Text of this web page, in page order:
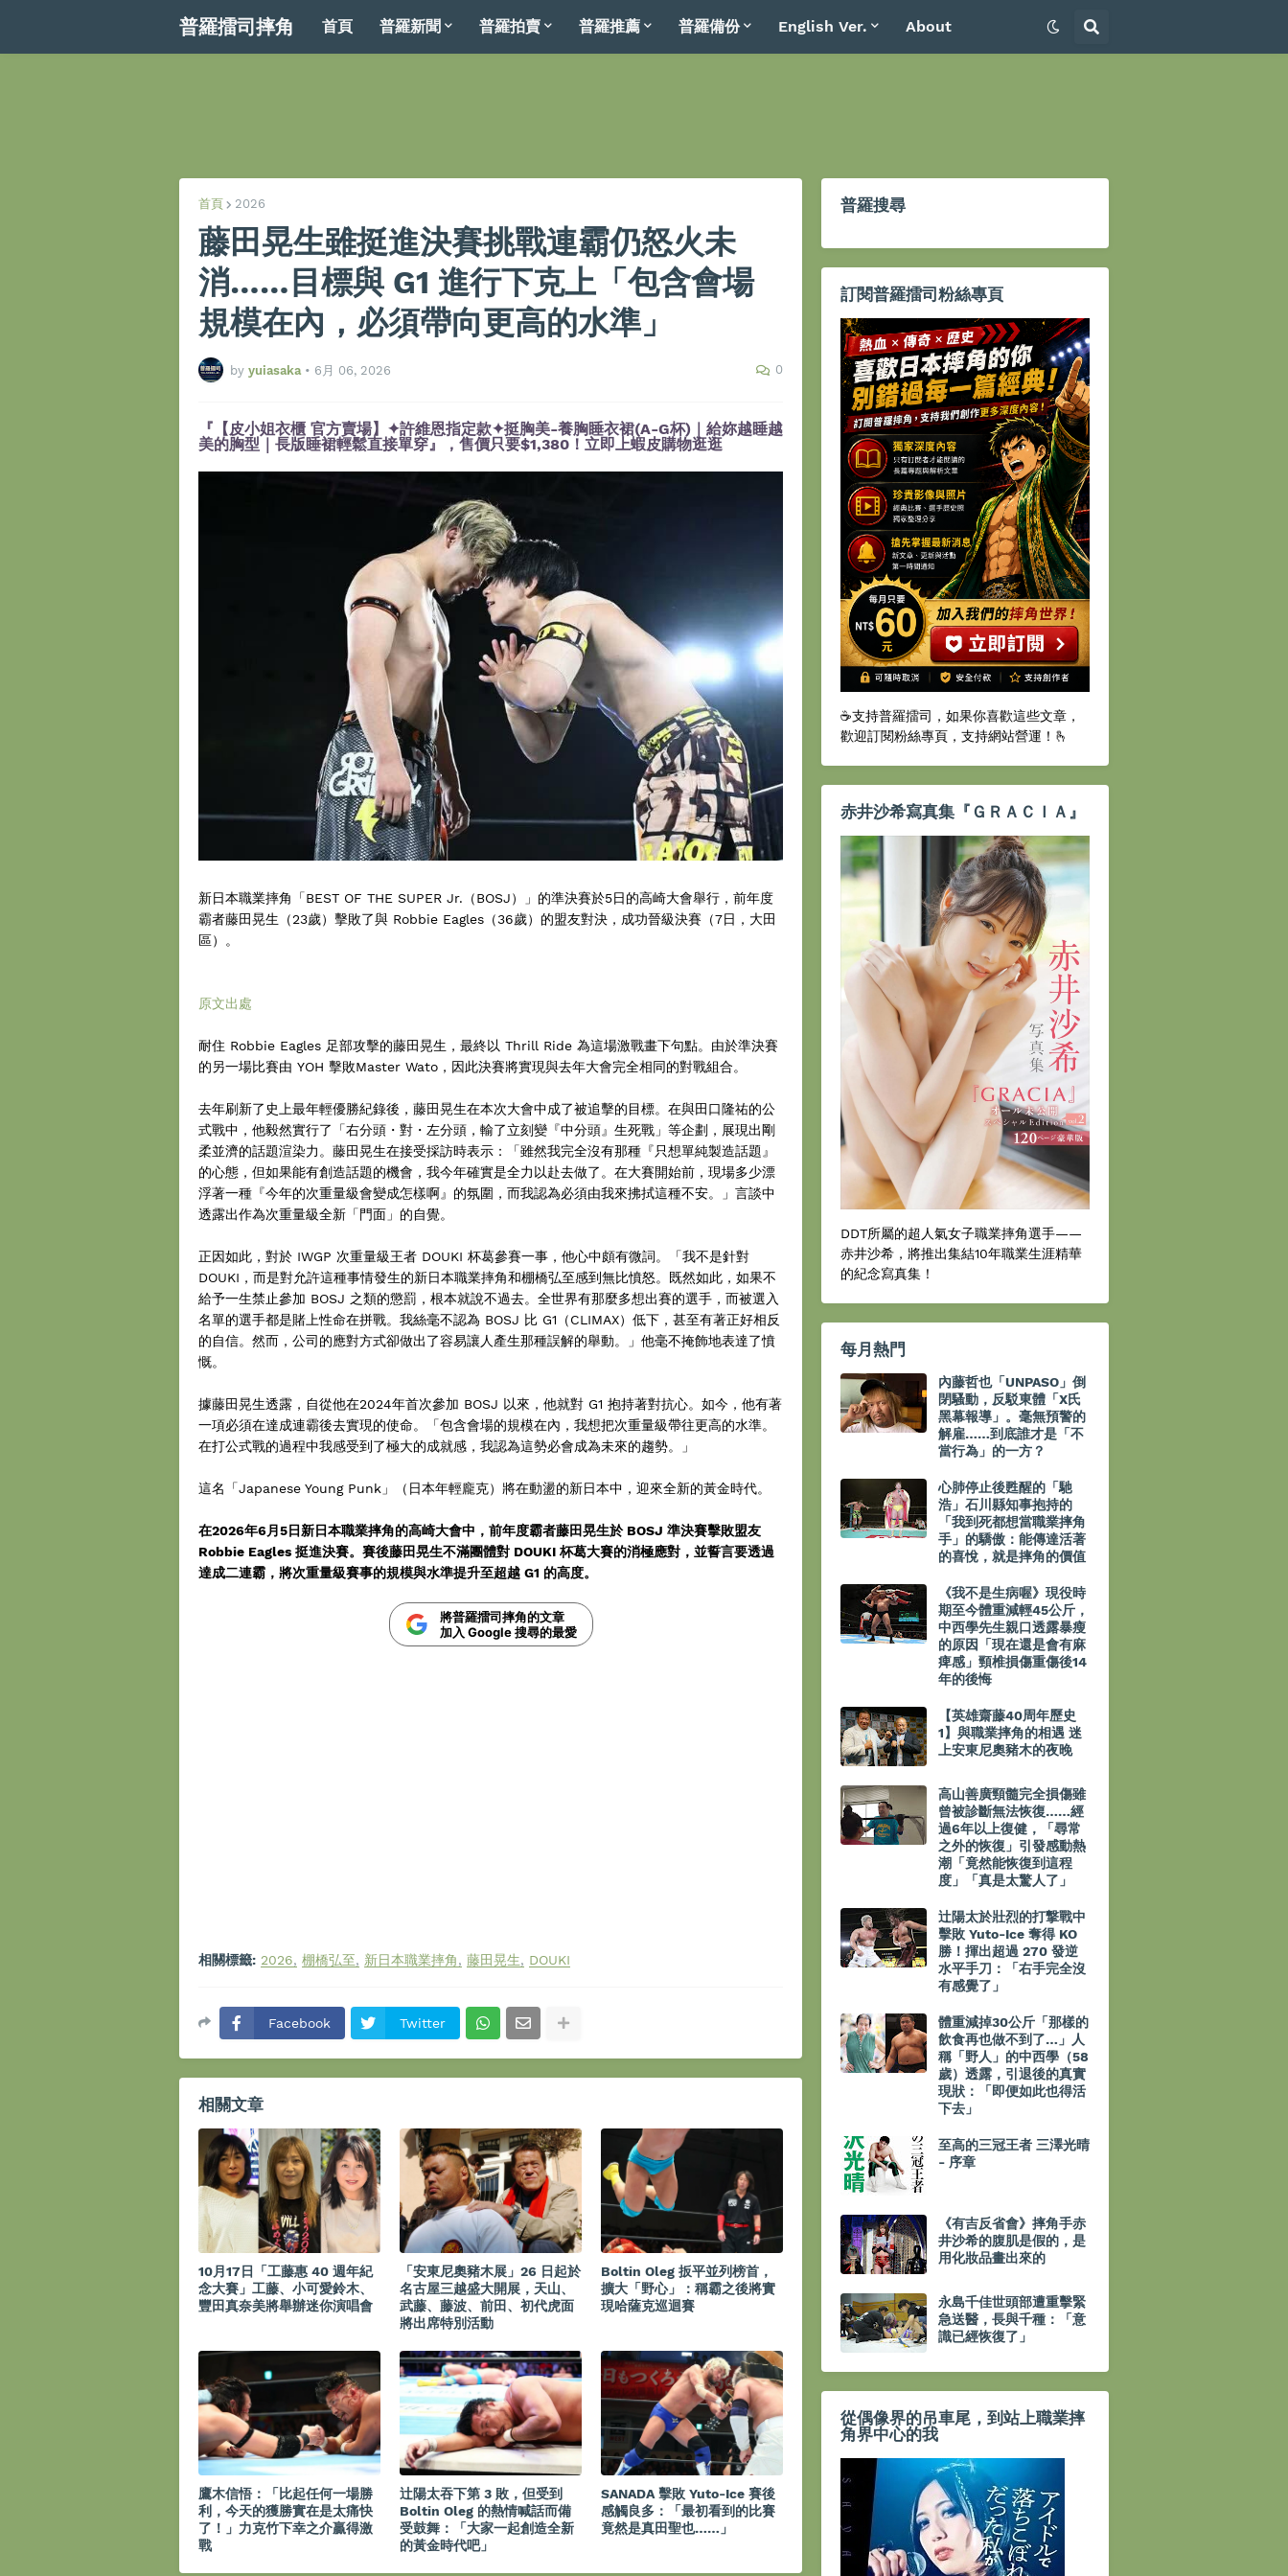
普羅擂司摔角 首頁 普羅新聞 普羅拍賣 普羅推薦 普羅備份 English Ver. About
首頁 2026
藤田晃生雖挺進決賽挑戰連霸仍怒火未
消……目標與 G1 進行下克上「包含會場
規模在內，必須帶向更高的水準」
by yuiasaka • 6月 06, 2026 0
『【皮小姐衣櫃 官方賣場】✦許維恩指定款✦挺胸美-養胸睡衣裙(A-G杯)｜給妳越睡越
美的胸型｜長版睡裙輕鬆直接單穿』，售價只要$1,380！立即上蝦皮購物逛逛
新日本職業摔角「BEST OF THE SUPER Jr.（BOSJ）」的準決賽於5日的高崎大會舉行，前年度
霸者藤田晃生（23歲）擊敗了與 Robbie Eagles（36歲）的盟友對決，成功晉級決賽（7日，大田
區）。
原文出處
耐住 Robbie Eagles 足部攻擊的藤田晃生，最終以 Thrill Ride 為這場激戰畫下句點。由於準決賽
的另一場比賽由 YOH 擊敗Master Wato，因此決賽將實現與去年大會完全相同的對戰組合。
去年刷新了史上最年輕優勝紀錄後，藤田晃生在本次大會中成了被追擊的目標。在與田口隆祐的公
式戰中，他毅然實行了「右分頭・對・左分頭，輸了立刻變『中分頭』生死戰」等企劃，展現出剛
柔並濟的話題渲染力。藤田晃生在接受採訪時表示：「雖然我完全沒有那種『只想單純製造話題』
的心態，但如果能有創造話題的機會，我今年確實是全力以赴去做了。在大賽開始前，現場多少漂
浮著一種『今年的次重量級會變成怎樣啊』的氛圍，而我認為必須由我來拂拭這種不安。」言談中
透露出作為次重量級全新「門面」的自覺。
正因如此，對於 IWGP 次重量級王者 DOUKI 杯葛參賽一事，他心中頗有微詞。「我不是針對
DOUKI，而是對允許這種事情發生的新日本職業摔角和棚橋弘至感到無比憤怒。既然如此，如果不
給予一生禁止參加 BOSJ 之類的懲罰，根本就說不過去。全世界有那麼多想出賽的選手，而被選入
名單的選手都是賭上性命在拼戰。我絲毫不認為 BOSJ 比 G1（CLIMAX）低下，甚至有著正好相反
的自信。然而，公司的應對方式卻做出了容易讓人產生那種誤解的舉動。」他毫不掩飾地表達了憤
慨。
據藤田晃生透露，自從他在2024年首次參加 BOSJ 以來，他就對 G1 抱持著對抗心。如今，他有著
一項必須在達成連霸後去實現的使命。「包含會場的規模在內，我想把次重量級帶往更高的水準。
在打公式戰的過程中我感受到了極大的成就感，我認為這勢必會成為未來的趨勢。」
這名「Japanese Young Punk」（日本年輕龐克）將在動盪的新日本中，迎來全新的黃金時代。
在2026年6月5日新日本職業摔角的高崎大會中，前年度霸者藤田晃生於 BOSJ 準決賽擊敗盟友
Robbie Eagles 挺進決賽。賽後藤田晃生不滿團體對 DOUKI 杯葛大賽的消極應對，並誓言要透過
達成二連霸，將次重量級賽事的規模與水準提升至超越 G1 的高度。
將普羅擂司摔角的文章
加入 Google 搜尋的最愛
相關標籤: 2026 棚橋弘至 新日本職業摔角 藤田晃生 DOUKI
Facebook Twitter
相關文章
10月17日「工藤惠 40 週年紀
念大賽」工藤、小可愛鈴木、
豐田真奈美將舉辦迷你演唱會
「安東尼奧豬木展」26 日起於
名古屋三越盛大開展，天山、
武藤、藤波、前田、初代虎面
將出席特別活動
Boltin Oleg 扳平並列榜首，
擴大「野心」：稱霸之後將實
現哈薩克巡迴賽
鷹木信悟：「比起任何一場勝
利，今天的獲勝實在是太痛快
了！」力克竹下幸之介贏得激
戰
辻陽太吞下第 3 敗，但受到
Boltin Oleg 的熱情喊話而備
受鼓舞：「大家一起創造全新
的黃金時代吧」
SANADA 擊敗 Yuto-Ice 賽後
感觸良多：「最初看到的比賽
竟然是真田聖也……」
普羅搜尋
訂閱普羅擂司粉絲專頁
☕️支持普羅擂司，如果你喜歡這些文章，
歡迎訂閱粉絲專頁，支持網站營運！🫰
赤井沙希寫真集『ＧＲＡＣＩＡ』
DDT所屬的超人氣女子職業摔角選手——
赤井沙希，將推出集結10年職業生涯精華
的紀念寫真集！
每月熱門
內藤哲也「UNPASO」倒
閉騷動，反駁東體「X氏
黑幕報導」。毫無預警的
解雇……到底誰才是「不
當行為」的一方？
心肺停止後甦醒的「馳
浩」石川縣知事抱持的
「我到死都想當職業摔角
手」的驕傲：能傳達活著
的喜悅，就是摔角的價值
《我不是生病喔》現役時
期至今體重減輕45公斤，
中西學先生親口透露暴瘦
的原因「現在還是會有麻
痺感」頸椎損傷重傷後14
年的後悔
【英雄齋藤40周年歷史
1】與職業摔角的相遇 迷
上安東尼奧豬木的夜晚
高山善廣頸髓完全損傷雖
曾被診斷無法恢復……經
過6年以上復健，「尋常
之外的恢復」引發感動熱
潮「竟然能恢復到這程
度」「真是太驚人了」
辻陽太於壯烈的打撃戰中
擊敗 Yuto-Ice 奪得 KO
勝！揮出超過 270 發逆
水平手刀：「右手完全沒
有感覺了」
體重減掉30公斤「那樣的
飲食再也做不到了…」人
稱「野人」的中西學（58
歲）透露，引退後的真實
現狀：「即便如此也得活
下去」
至高的三冠王者 三澤光晴
- 序章
《有吉反省會》摔角手赤
井沙希的腹肌是假的，是
用化妝品畫出來的
永島千佳世頭部遭重擊緊
急送醫，長與千種：「意
識已經恢復了」
從偶像界的吊車尾，到站上職業摔
角界中心的我